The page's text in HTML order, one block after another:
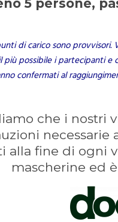
5 persone,
di carico sono
più possibile i partecipanti e
confermati al
che i nostri
alla fine di ogni
mascherine ed